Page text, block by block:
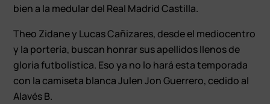
bien a la medular del Real Madrid Castilla.
Theo Zidane y Lucas Cañizares, desde el mediocentro
y la portería, buscan honrar sus apellidos llenos de
gloria futbolística. Eso ya no lo hará esta temporada
con la camiseta blanca Julen Jon Guerrero, cedido al
Alavés B.